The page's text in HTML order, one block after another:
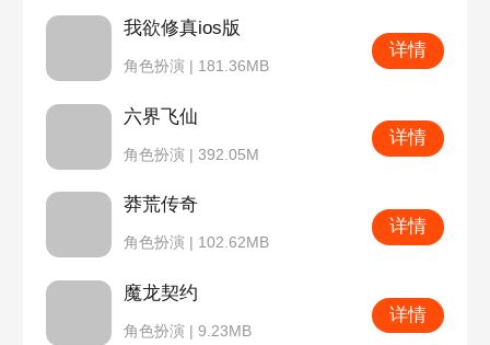
我欲修真ios版
角色扮演 | 181.36MB
详情
六界飞仙
角色扮演 | 392.05M
详情
莽荒传奇
角色扮演 | 102.62MB
详情
魔龙契约
角色扮演 | 9.23MB
详情